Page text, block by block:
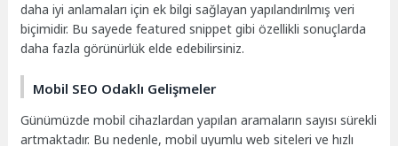
daha iyi anlamaları için ek bilgi sağlayan yapılandırılmış veri
biçimidir. Bu sayede featured snippet gibi özellikli sonuçlarda
daha fazla görünürlük elde edebilirsiniz.
Mobil SEO Odaklı Gelişmeler
Günümüzde mobil cihazlardan yapılan aramaların sayısı sürekli
artmaktadır. Bu nedenle, mobil uyumlu web siteleri ve hızlı